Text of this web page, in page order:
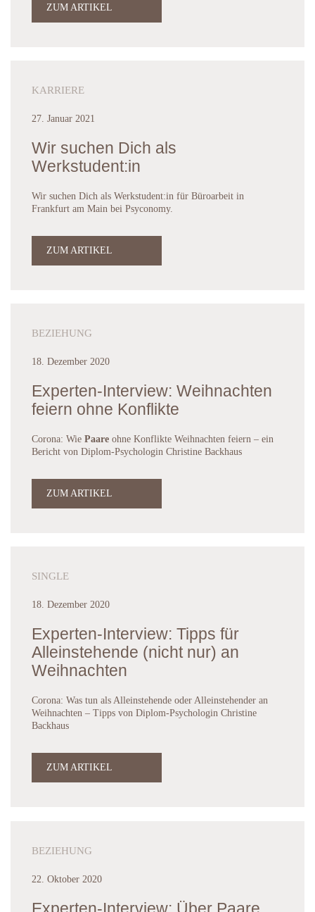
ZUM ARTIKEL
KARRIERE
27. Januar 2021
Wir suchen Dich als
Werkstudent:in
Wir suchen Dich als Werkstudent:in für Büroarbeit in
Frankfurt am Main bei Psyconomy.
ZUM ARTIKEL
BEZIEHUNG
18. Dezember 2020
Experten-Interview: Weihnachten
feiern ohne Konflikte
Corona: Wie Paare ohne Konflikte Weihnachten feiern – ein
Bericht von Diplom-Psychologin Christine Backhaus
ZUM ARTIKEL
SINGLE
18. Dezember 2020
Experten-Interview: Tipps für
Alleinstehende (nicht nur) an
Weihnachten
Corona: Was tun als Alleinstehende oder Alleinstehender an
Weihnachten – Tipps von Diplom-Psychologin Christine
Backhaus
ZUM ARTIKEL
BEZIEHUNG
22. Oktober 2020